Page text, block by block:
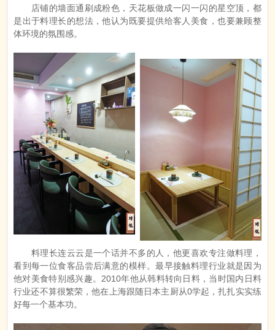
店铺的墙面通刷成粉色，天花板做成一闪一闪的星空顶，都
是出于料理长的想法，他认为既要提供给客人美食，也要兼顾整
体环境的氛围感。
料理长连云云是一个话并不多的人，他更喜欢专注做料理，
看到每一位食客品尝后满意的模样。最早接触料理行业就是因为
他对美食特别感兴趣。2010年他从韩料转向日料，当时国内日料
行业还不算很繁荣，他在上海跟随日本主厨从0学起，扎扎实实练
好每一个基本功。